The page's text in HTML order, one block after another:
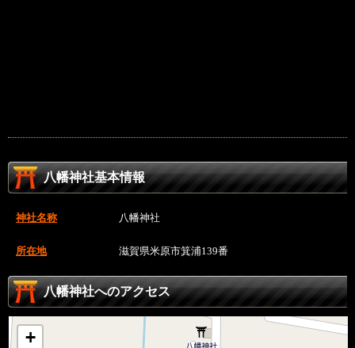
八幡神社基本情報
神社名称 八幡神社
所在地 滋賀県米原市箕浦139番
八幡神社へのアクセス
+